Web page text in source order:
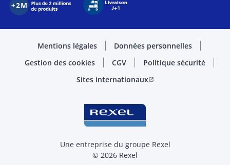
Mentions légales
Données personnelles
Gestion des cookies
CGV
Politique sécurité
Sites internationauxopen_in_new
Une entreprise du groupe Rexel
© 2026 Rexel